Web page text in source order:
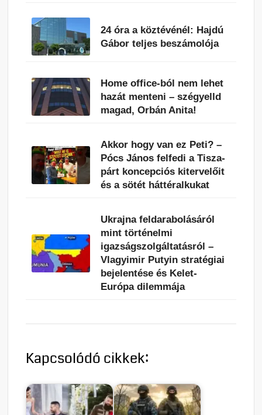
24 óra a köztévénél: Hajdú
Gábor teljes beszámolója
Home office-ból nem lehet
hazát menteni – szégyelld
magad, Orbán Anita!
Akkor hogy van ez Peti? –
Pócs János felfedi a Tisza-
párt koncepciós kitervelőit
és a sötét háttéralkukat
Ukrajna feldarabolásáról
mint történelmi
igazságszolgáltatásról –
Vlagyimir Putyin stratégiai
bejelentése és Kelet-
Európa dilemmája
Kapcsolódó cikkek: